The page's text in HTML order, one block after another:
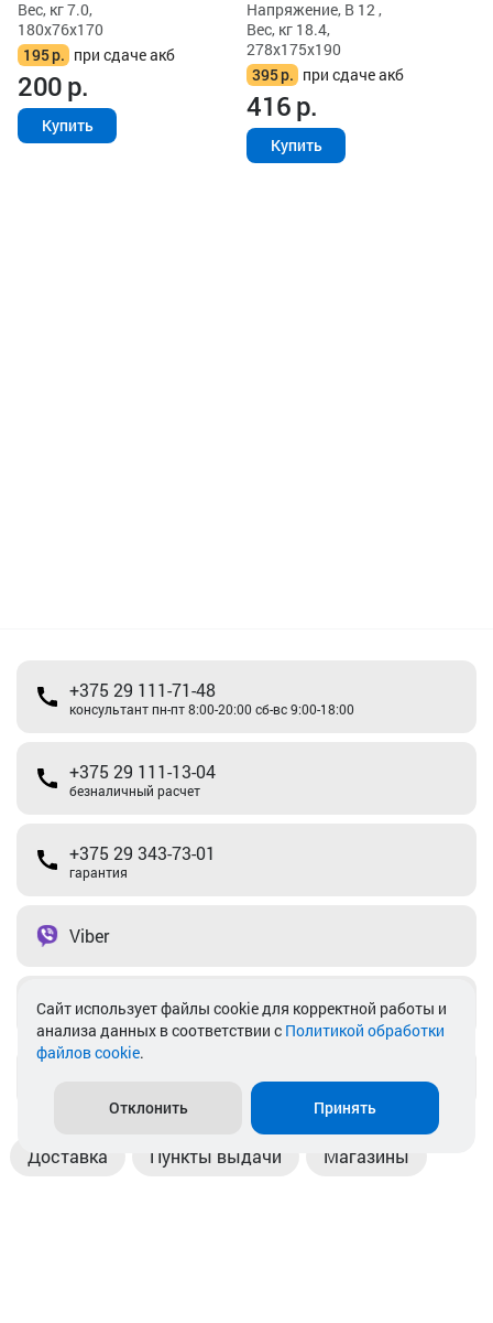
Вес, кг 7.0,
180x76x170
195р. при сдаче акб
200р.
Купить
Напряжение, В 12 ,
Вес, кг 18.4,
278x175x190
395р. при сдаче акб
416р.
Купить
+375 29 111-71-48
консультант пн-пт 8:00-20:00 сб-вс 9:00-18:00
+375 29 111-13-04
безналичный расчет
+375 29 343-73-01
гарантия
Viber
Telegram
Доставка Пункты выдачи Магазины
Cайт использует файлы cookie для корректной работы и
анализа данных в соответствии с Политикой обработки
файлов cookie.
Отклонить Принять